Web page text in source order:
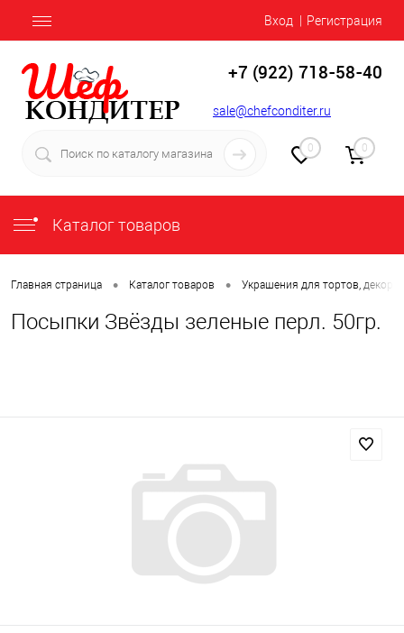
Вход Регистрация
+7 (922) 718-58-40
sale@chefconditer.ru
0 0
Каталог товаров
Главная страница • Каталог товаров • Украшения для тортов, декор
Посыпки Звёзды зеленые перл. 50гр.